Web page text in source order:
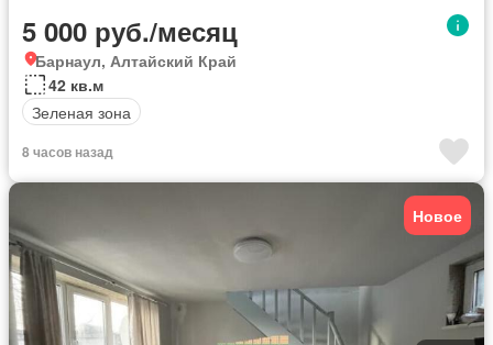
5 000 руб./месяц
Барнаул, Алтайский Край
42 кв.м
Зеленая зона
8 часов назад
Новое